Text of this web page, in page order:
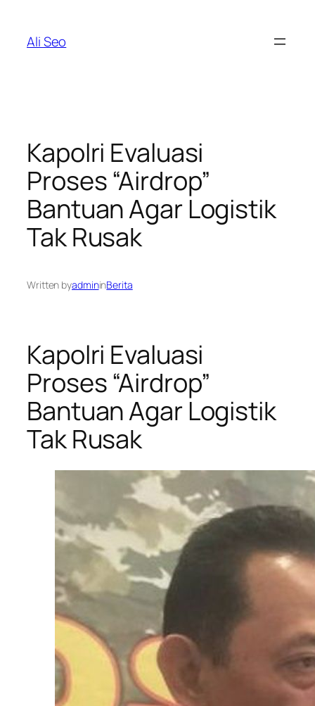
content
Ali Seo
Kapolri Evaluasi
Proses “Airdrop”
Bantuan Agar Logistik
Tak Rusak
Written byadmininBerita
Kapolri Evaluasi
Proses “Airdrop”
Bantuan Agar Logistik
Tak Rusak